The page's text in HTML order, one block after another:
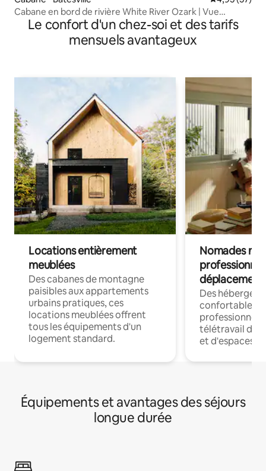
Cabane en bord de rivière White River Ozark | Vue
imprenable
Le confort d'un chez-soi et des tarifs
mensuels avantageux
Locations entièrement
meublées
Des cabanes de montagne
paisibles aux appartements
urbains pratiques, ces
locations meublées offrent
tous les équipements d'un
logement standard.
Nomades
déplacement
Des
confortables
professionnels
télétravail
et d'espaces
Équipements et avantages des séjours
longue durée